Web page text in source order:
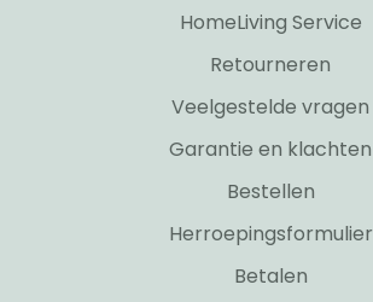
HomeLiving Service
Retourneren
Veelgestelde vragen
Garantie en klachten
Bestellen
Herroepingsformulier
Betalen